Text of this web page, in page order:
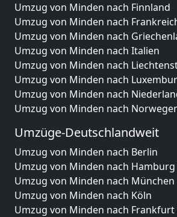
Umzug von Minden nach Finnland
Umzug von Minden nach
Umzug von Minden nach
Umzug von Minden nach Italien
Umzug von Minden nach
Umzug von Minden nach
Umzug von Minden nach
Umzug von Minden nach
Umzüge-Deutschlandweit
Umzug von Minden nach Berlin
Umzug von Minden nach Hamburg
Umzug von Minden nach München
Umzug von Minden nach Köln
Umzug von Minden nach Frankfurt